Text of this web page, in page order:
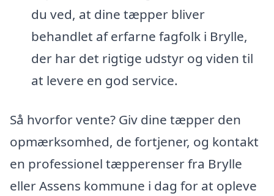
du ved, at dine tæpper bliver
behandlet af erfarne fagfolk i Brylle,
der har det rigtige udstyr og viden til
at levere en god service.
Så hvorfor vente? Giv dine tæpper den
opmærksomhed, de fortjener, og kontakt
en professionel tæpperenser fra Brylle
eller Assens kommune i dag for at opleve